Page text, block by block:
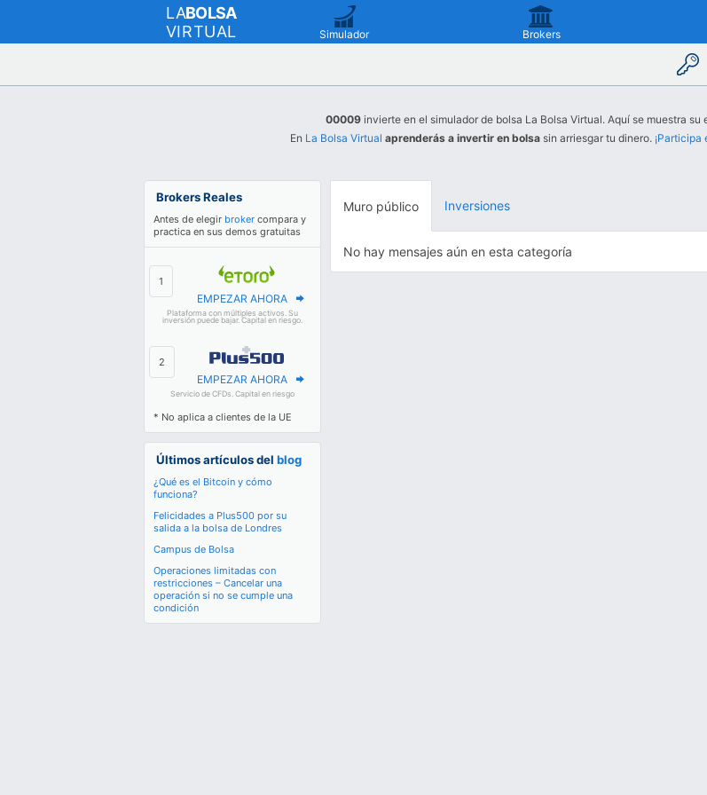
LABOLSA
VIRTUAL
Simulador Brokers
00009invierte en el simulador de bolsa La Bolsa Virtual. Aquí se muestra su
En La Bolsa Virtual aprenderás a invertir en bolsa sin arriesgar tu dinero.
Brokers Reales
Antes de elegir broker compara y
practica en sus demos gratuitas
EMPEZAR AHORA
Plataforma con múltiples activos. Su
inversión puede bajar. Capital en riesgo.
EMPEZAR AHORA
Servicio de CFDs. Capital en riesgo
* No aplica a clientes de la UE
Últimos artículos delblog
¿Qué es el Bitcoin y cómo
funciona?
Felicidades a Plus500 por su
salida a la bolsa de Londres
Campus de Bolsa
Operaciones limitadas con
restricciones – Cancelar una
operación si no se cumple una
condición
Muro público Inversiones
No hay mensajes aún en esta categoría